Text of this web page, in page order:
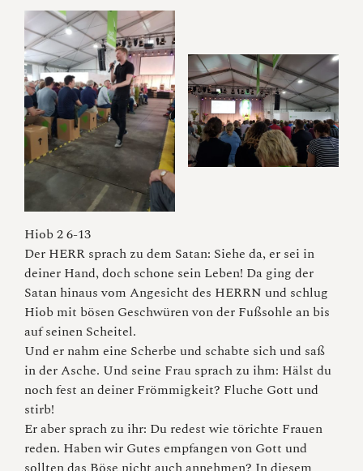
Hiob 2 6-13
Der HERR sprach zu dem Satan: Siehe da, er sei in
deiner Hand, doch schone sein Leben! Da ging der
Satan hinaus vom Angesicht des HERRN und schlug
Hiob mit bösen Geschwüren von der Fußsohle an bis
auf seinen Scheitel.
Und er nahm eine Scherbe und schabte sich und saß
in der Asche. Und seine Frau sprach zu ihm: Hälst du
noch fest an deiner Frömmigkeit? Fluche Gott und
stirb!
Er aber sprach zu ihr: Du redest wie törichte Frauen
reden. Haben wir Gutes empfangen von Gott und